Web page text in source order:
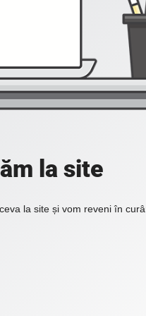
la site
la site și vom reveni în